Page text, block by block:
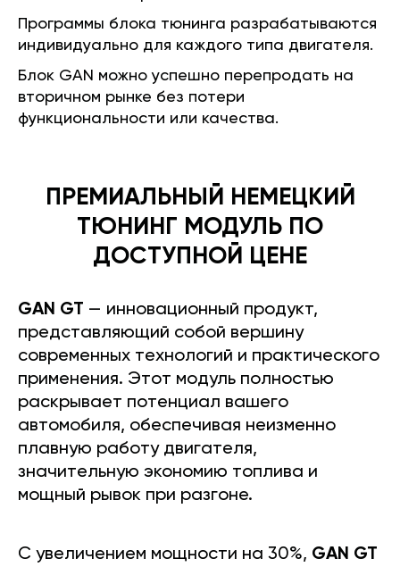
Программы блока тюнинга разрабатываются
индивидуально для каждого типа двигателя.
Блок GAN можно успешно перепродать на
вторичном рынке без потери
функциональности или качества.
ПРЕМИАЛЬНЫЙ НЕМЕЦКИЙ
ТЮНИНГ МОДУЛЬ ПО
ДОСТУПНОЙ ЦЕНЕ
GAN GT — инновационный продукт,
представляющий собой вершину
современных технологий и практического
применения. Этот модуль полностью
раскрывает потенциал вашего
автомобиля, обеспечивая неизменно
плавную работу двигателя,
значительную экономию топлива и
мощный рывок при разгоне.
С увеличением мощности на 30%, GAN GT